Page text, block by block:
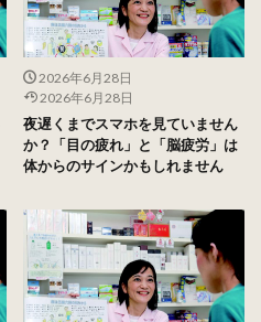
2026年6月28日
2026年6月28日
夜遅くまでスマホを見ていません
か？「目の疲れ」と「脳疲労」は
体からのサインかもしれません